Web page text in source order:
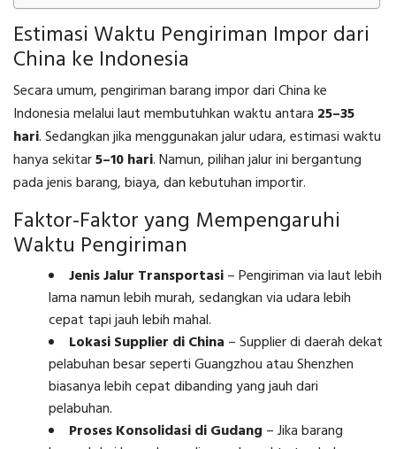
Estimasi Waktu Pengiriman Impor dari
China ke Indonesia
Secara umum, pengiriman barang impor dari China ke
Indonesia melalui laut membutuhkan waktu antara 25–35
hari. Sedangkan jika menggunakan jalur udara, estimasi waktu
hanya sekitar5–10 hari. Namun, pilihan jalur ini bergantung
pada jenis barang, biaya, dan kebutuhan importir.
Faktor-Faktor yang Mempengaruhi
Waktu Pengiriman
Jenis Jalur Transportasi–Pengiriman via laut lebih
lama namun lebih murah, sedangkan via udara lebih
cepat tapi jauh lebih mahal.
Lokasi Supplier di China –Supplier di daerah dekat
pelabuhan besar seperti Guangzhou atau Shenzhen
biasanya lebih cepat dibanding yang jauh dari
pelabuhan.
Proses Konsolidasi di Gudang –Jika barang